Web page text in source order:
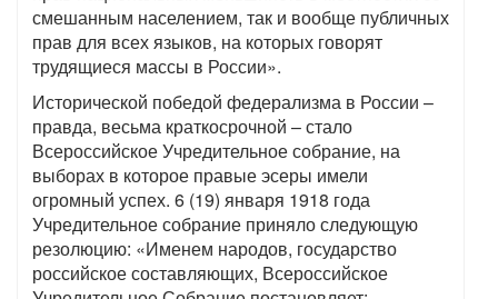
смешанным населением, так и вообще публичных
прав для всех языков, на которых говорят
трудящиеся массы в России».
Исторической победой федерализма в России –
правда, весьма краткосрочной – стало
Всероссийское Учредительное собрание, на
выборах в которое правые эсеры имели
огромный успех. 6 (19) января 1918 года
Учредительное собрание приняло следующую
резолюцию: «Именем народов, государство
российское составляющих, Всероссийское